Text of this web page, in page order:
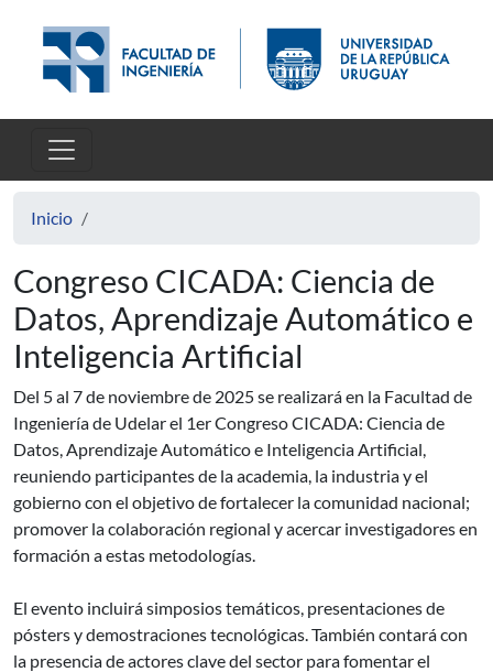
Inicio
Congreso CICADA: Ciencia de
Datos, Aprendizaje Automático e
Inteligencia Artificial
Del 5 al 7 de noviembre de 2025 se realizará en la Facultad de
Ingeniería de Udelar el 1er Congreso CICADA: Ciencia de
Datos, Aprendizaje Automático e Inteligencia Artificial,
reuniendo participantes de la academia, la industria y el
gobierno con el objetivo de fortalecer la comunidad nacional;
promover la colaboración regional y acercar investigadores en
formación a estas metodologías.
El evento incluirá simposios temáticos, presentaciones de
pósters y demostraciones tecnológicas. También contará con
la presencia de actores clave del sector para fomentar el